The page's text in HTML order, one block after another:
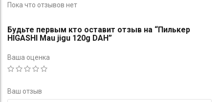
Пока что отзывов нет
Будьте первым кто оставит отзыв на “Пилькер
HIGASHI Mau jigu 120g DAH”
Ваша оценка
Ваш отзыв